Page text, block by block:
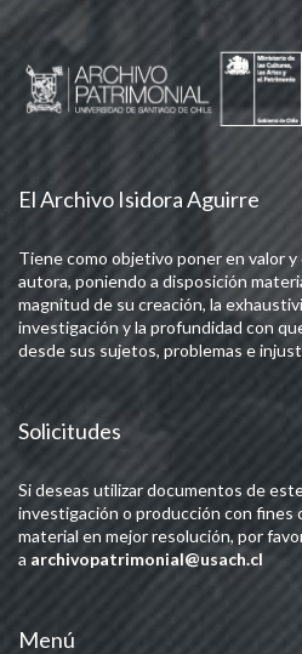
El Archivo Isidora Aguirre
Tiene como objetivo poner en valor y
autora, poniendo a disposición
magnitud de su creación, la
investigación y la profundidad con
desde sus sujetos, problemas e
Solicitudes
Si deseas utilizar documentos de
investigación o producción con fines
material en mejor resolución, por
a archivopatrimonial@usach.cl
Menú